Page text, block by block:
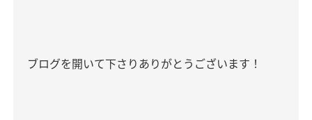
ブログを開いて下さりありがとうございます！